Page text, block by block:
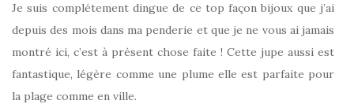
Je suis complétement dingue de ce top façon bijoux que j’ai
depuis des mois dans ma penderie et que je ne vous ai jamais
montré ici, c’est à présent chose faite ! Cette jupe aussi est
fantastique, légère comme une plume elle est parfaite pour
la plage comme en ville.